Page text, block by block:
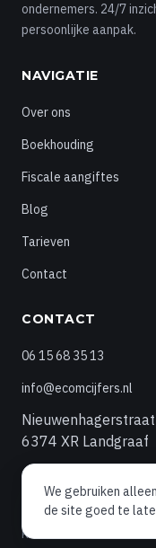
ondernemers. 24/7
persoonlijke aanpak.
NAVIGATIE
Over ons
Boekhouding
Fiscale aangiftes
Blog
Tarieven
Contact
CONTACT
06 15 68 35 13
info@ecomcijfers.nl
6374 XR Landgraaf
© 2026 Ecomcijfers
KvK
We gebruiken
de site goed te